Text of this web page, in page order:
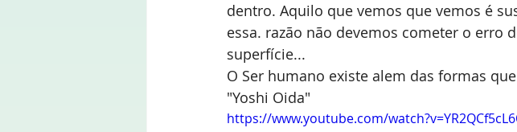
dentro. Aquilo que vemos que vemos é
essa. razão não devemos cometer o erro
superfície...
O Ser humano existe alem das formas
"Yoshi Oida"
https://www.youtube.com/